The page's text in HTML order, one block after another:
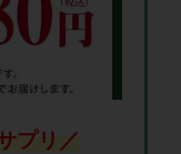
プリ／